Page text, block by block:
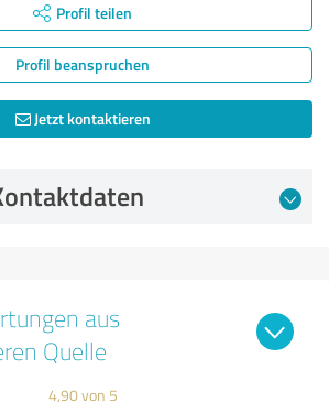
Profil teilen
Profil beanspruchen
Jetzt kontaktieren
aus
Quelle
4,90 von 5